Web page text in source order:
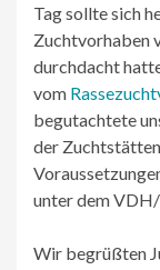
Tag sollte sich
Zuchtvorhaben
durchdacht
vom
begutachtete
der
unter dem
Wir begrüßten